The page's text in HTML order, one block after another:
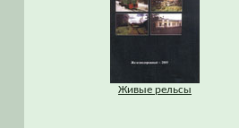
Живые рельсы